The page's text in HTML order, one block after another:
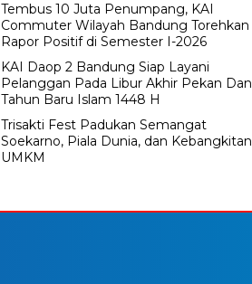
Tembus 10 Juta Penumpang, KAI
Commuter Wilayah Bandung Torehkan
Rapor Positif di Semester I-2026
KAI Daop 2 Bandung Siap Layani
Pelanggan Pada Libur Akhir Pekan Dan
Tahun Baru Islam 1448 H
Trisakti Fest Padukan Semangat
Soekarno, Piala Dunia, dan Kebangkitan
UMKM